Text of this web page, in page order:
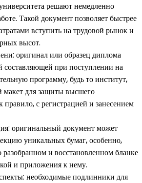
решают немедленно
Такой документ позволяет быстрее
вступить на трудовой рынок и
высот.
оригинал или образец диплома
составляющей при поступлении на
программу, будь то институт,
макет для защиты высшего
правило, с регистрацией и занесением
оригинальный документ может
уникальных бумаг, особенно,
разобранном и восстановленном бланке
и приложения к нему.
необходимые подлинники для